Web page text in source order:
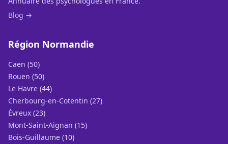
Blog →
Région Normandie
Caen (50)
Rouen (50)
Le Havre (44)
Cherbourg-en-Cotentin (27)
Évreux (23)
Mont-Saint-Aignan (15)
Bois-Guillaume (10)